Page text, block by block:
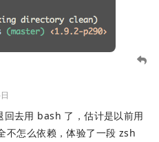
回去用 bash 了，估计是以前用
不怎么依赖，体验了一段 zsh